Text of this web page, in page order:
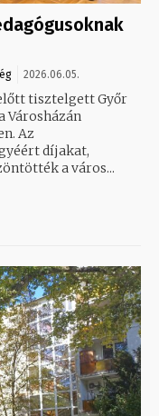
2026.06.05.
tisztelgett Győr
Városházán
Az
díjakat,
a város...